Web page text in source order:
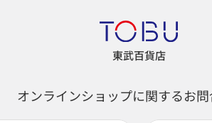
東武百貨店
オンラインショップに関するお